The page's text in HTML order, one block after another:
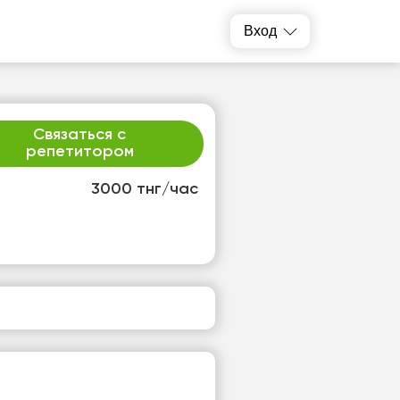
Вход
3000 тнг/час
Связаться с
репетитором
14
свободных